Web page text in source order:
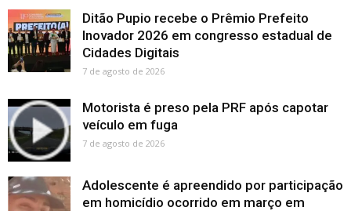
Ditão Pupio recebe o Prêmio Prefeito
Inovador 2026 em congresso estadual de
Cidades Digitais
7 de agosto de 2026
Motorista é preso pela PRF após capotar
veículo em fuga
7 de agosto de 2026
Adolescente é apreendido por participação
em homicídio ocorrido em março em